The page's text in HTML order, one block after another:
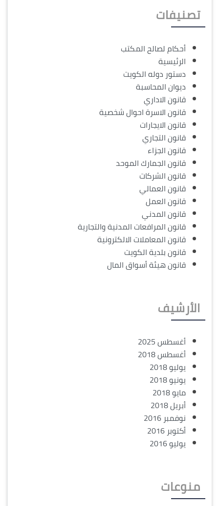
تصنيفات
أحكام لصالح المكتب
الرئيسية
دستور دوله الكويت
ديوان المحاسبة
قانون الاداري
قانون الاسرة احوال شخصية
قانون الايجارات
قانون التجاري
قانون الجزاء
قانون الجمارك الموحد
قانون الشركات
قانون العمالي
قانون العمل
قانون المدني
قانون المرافعات المدنية والتجارية
قانون المعاملات الالكترونية
قانون بلدية الكويت
قانون هيئة أسواق المال
الأرشيف
أغسطس 2025
أغسطس 2018
يوليو 2018
يونيو 2018
مايو 2018
أبريل 2018
نوفمبر 2016
أكتوبر 2016
يوليو 2016
منوعات